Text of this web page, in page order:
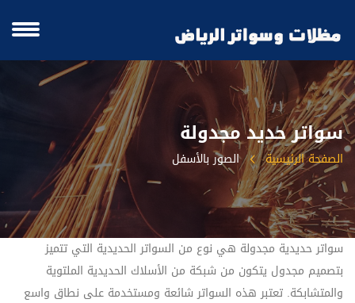
سواتر حديد مجدولة
الصفحة الرئيسية الصور بالأسفل
سواتر حديدية مجدولة هي نوع من السواتر الحديدية التي تتميز
بتصميم مجدول يتكون من شبكة من الأسلاك الحديدية الملتوية
والمتشابكة. تعتبر هذه السواتر شائعة ومستخدمة على نطاق واسع